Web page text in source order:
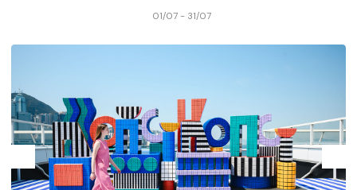
01/07 - 31/07